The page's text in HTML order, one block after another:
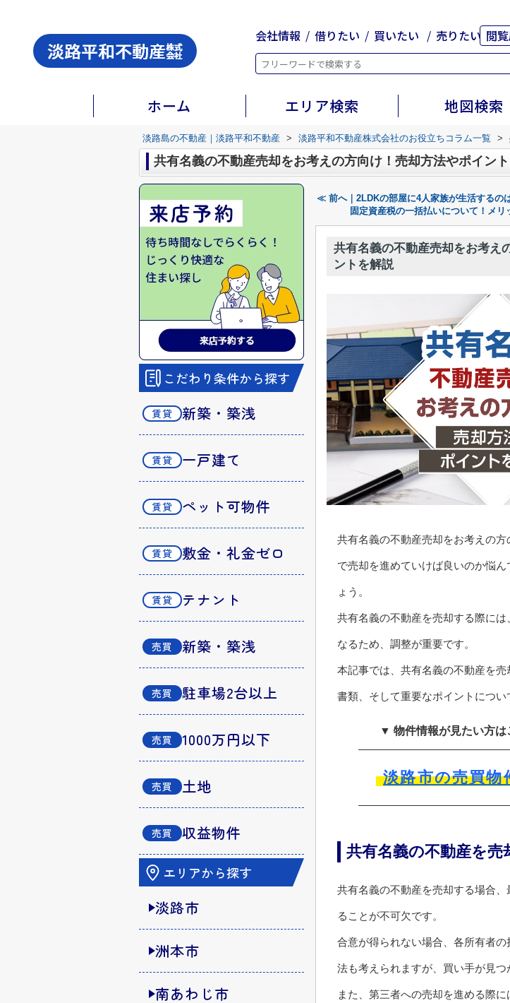
会社情報 借りたい 買いたい 売りたい 閲
ホーム エリア検索 地図検索
淡路島の不動産｜淡路平和不動産 > 淡路平和不動産株式会社のお役立ちコラム一覧 >
共有名義の不動産売却をお考えの方向け！売却方法やポイン
≪ 前へ｜2LDKの部屋に4人家族が生活するの
固定資産税の一括払いについて！メ
共有名義の不動産売却をお考え
ントを解説
共有名義の不動産売却をお考えの
で売却を進めていけば良いのか悩
ょう。
共有名義の不動産を売却する際に
なるため、調整が重要です。
本記事では、共有名義の不動産を
書類、そして重要なポイントについ
▼ 物件情報が見たい方
淡路市の売買物
共有名義の不動産を売
共有名義の不動産を売却する場合
ることが不可欠です。
合意が得られない場合、各所有者
法も考えられますが、買い手が見つ
また、第三者への売却を進める際
こだわり条件から探す
新築・築浅
一戸建て
ペット可物件
敷金・礼金ゼロ
テナント
新築・築浅
駐車場2台以上
1000万円以下
土地
収益物件
エリアから探す
淡路市
洲本市
南あわじ市